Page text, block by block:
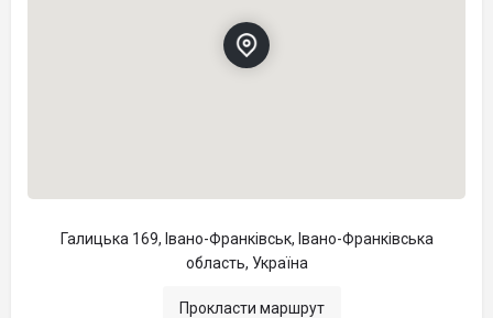
Галицька 169, Івано-Франківськ, Івано-Франківська
область, Україна
Прокласти маршрут